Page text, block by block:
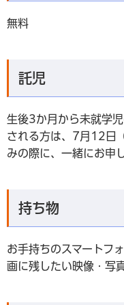
無料
託児
生後3か月から未就学
される方は、7月12日
みの際に、一緒にお申
持ち物
お手持ちのスマートフ
画に残したい映像・写